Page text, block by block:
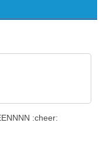
:cheer: